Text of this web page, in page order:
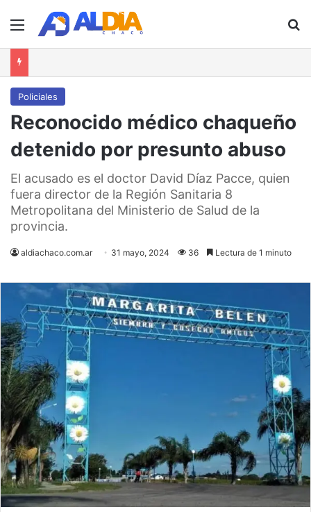
Menú
Policiales
Reconocido médico chaqueño
detenido por presunto abuso
El acusado es el doctor David Díaz Pacce, quien
fuera director de la Región Sanitaria 8
Metropolitana del Ministerio de Salud de la
provincia.
aldiachaco.com.ar 31 mayo, 2024 36 Lectura de 1 minuto